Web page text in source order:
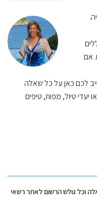
אם
לכם כאן על כל שאלה
יעדי טיול, מפות, טיפים
וכל גולש הרשום לאתר רשאי